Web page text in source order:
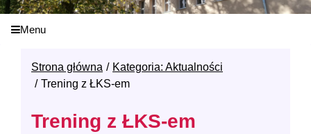
Menu
Strona główna
Kategoria: Aktualności
Trening z ŁKS-em
Trening z ŁKS-em